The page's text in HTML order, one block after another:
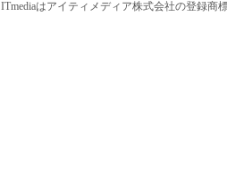
ITmediaはアイティメディア株式会社の登録商